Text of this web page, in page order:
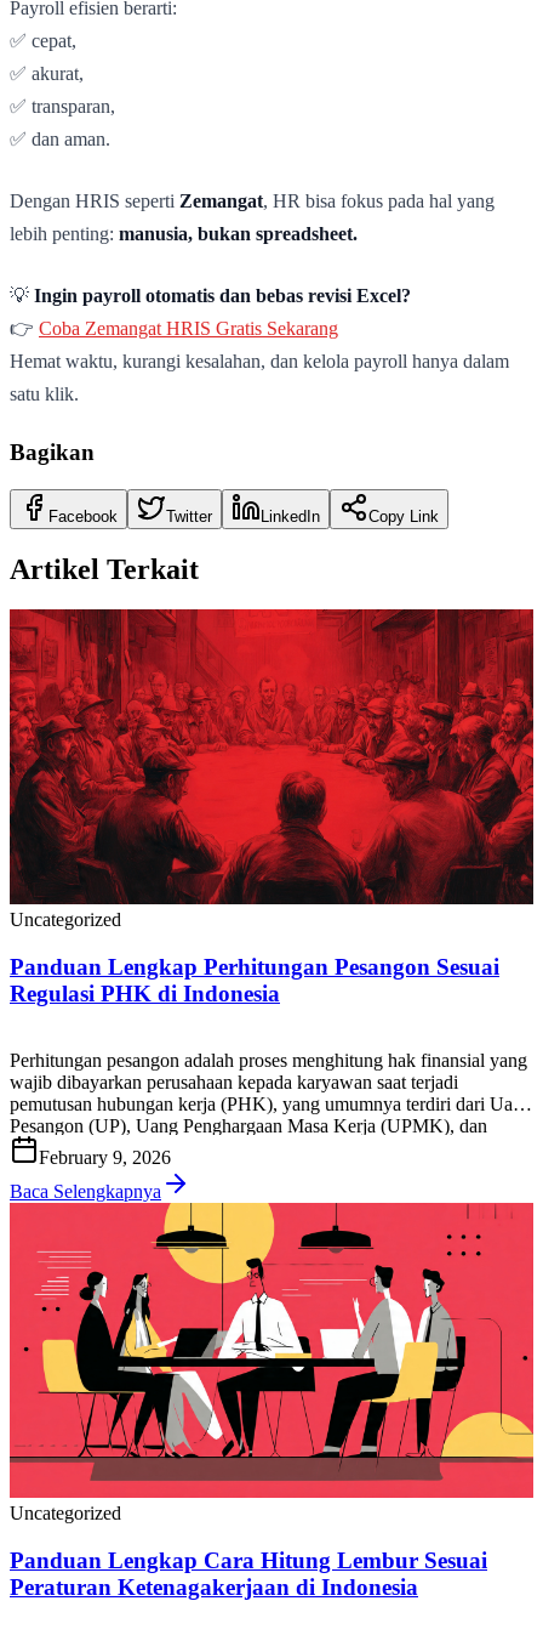
Payroll efisien berarti:
✅ cepat,
✅ akurat,
✅ transparan,
✅ dan aman.
Dengan HRIS seperti Zemangat, HR bisa fokus pada hal yang
lebih penting: manusia, bukan spreadsheet.
💡 Ingin payroll otomatis dan bebas revisi Excel?
👉 Coba Zemangat HRIS Gratis Sekarang
Hemat waktu, kurangi kesalahan, dan kelola payroll hanya dalam
satu klik.
Bagikan
Facebook Twitter LinkedIn Copy Link
Artikel Terkait
Uncategorized
Panduan Lengkap Perhitungan Pesangon Sesuai
Regulasi PHK di Indonesia
Perhitungan pesangon adalah proses menghitung hak finansial yang
wajib dibayarkan perusahaan kepada karyawan saat terjadi
pemutusan hubungan kerja (PHK), yang umumnya terdiri dari Uang
Pesangon (UP), Uang Penghargaan Masa Kerja (UPMK), dan
Uang Penggantian Hak (UPH), sesuai ketentuan peraturan
ketenagakerjaan yang berlaku di Indonesia. Bagi HR, tim payroll,
pemilik bisnis, maupun karyawan, akurasi hitung pesangon […]
February 9, 2026
Baca Selengkapnya
Uncategorized
Panduan Lengkap Cara Hitung Lembur Sesuai
Peraturan Ketenagakerjaan di Indonesia